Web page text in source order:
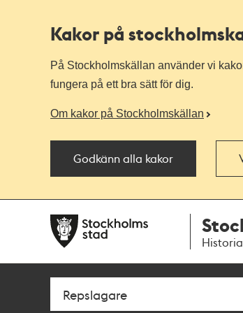
Kakor på
På Stockholmskällan använder vi
fungera på ett bra sätt för dig.
Om kakor på Stockholmskällan
Godkänn alla kakor
navigationen
huvudinnehållet
Sök